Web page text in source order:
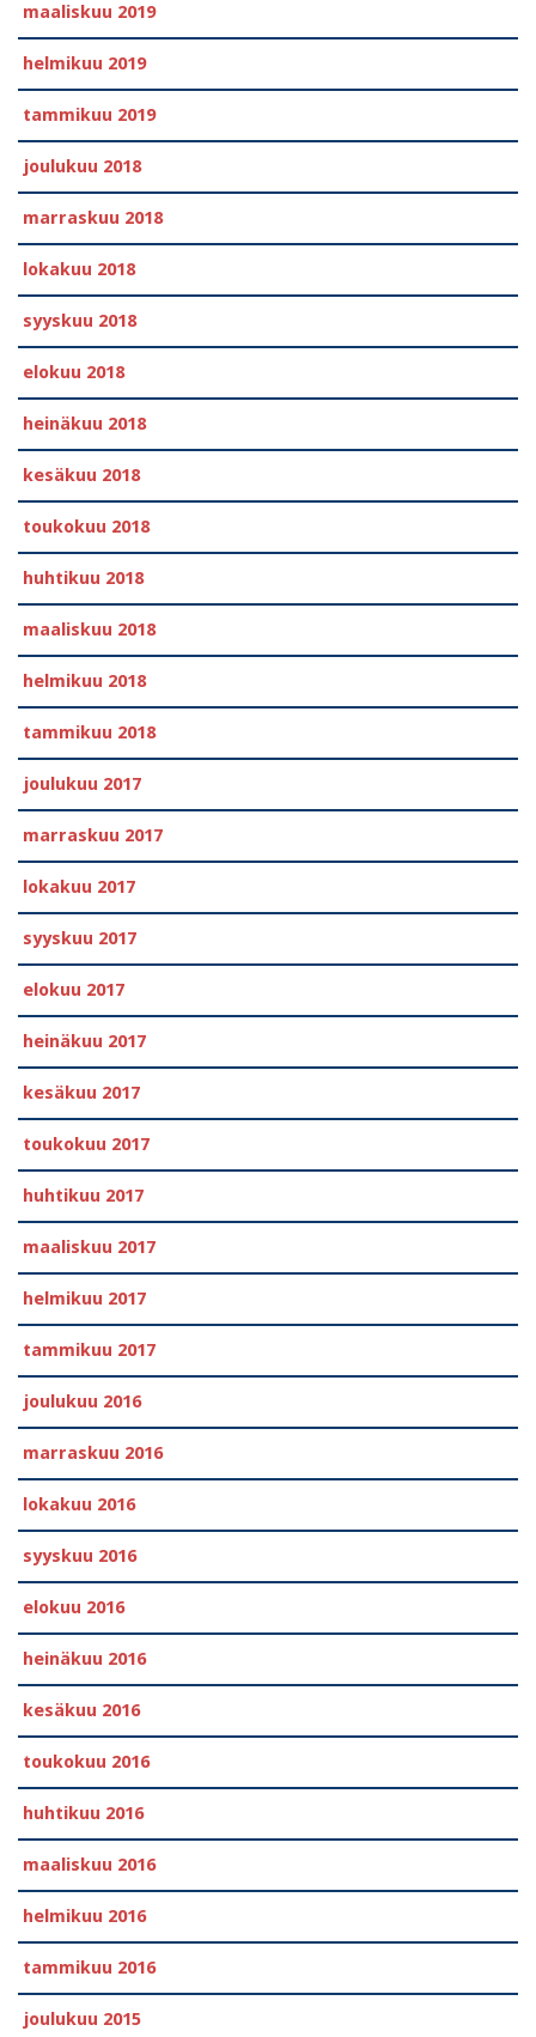
maaliskuu 2019
helmikuu 2019
tammikuu 2019
joulukuu 2018
marraskuu 2018
lokakuu 2018
syyskuu 2018
elokuu 2018
heinäkuu 2018
kesäkuu 2018
toukokuu 2018
huhtikuu 2018
maaliskuu 2018
helmikuu 2018
tammikuu 2018
joulukuu 2017
marraskuu 2017
lokakuu 2017
syyskuu 2017
elokuu 2017
heinäkuu 2017
kesäkuu 2017
toukokuu 2017
huhtikuu 2017
maaliskuu 2017
helmikuu 2017
tammikuu 2017
joulukuu 2016
marraskuu 2016
lokakuu 2016
syyskuu 2016
elokuu 2016
heinäkuu 2016
kesäkuu 2016
toukokuu 2016
huhtikuu 2016
maaliskuu 2016
helmikuu 2016
tammikuu 2016
joulukuu 2015